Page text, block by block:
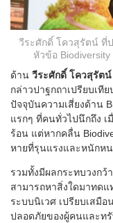
วีระศักดิ์ โควสุรัตน์ ที่
หัวข้อ
ด้าน วีระศักดิ์ โควสุรัตน์
กล่าวปาฐกถาเปรียบเที
ปัจจุบันความเสี่ยงด้าน
แรกๆ ที่คนทั่วไปนึกถึง เ
ร้อน แต่หากคลื่น
หายที่รุนแรงและหนักหน
รวมทั้งมีผลกระทบวงก
สามารถหาสิ่งใดมาทดแ
ระบบนิเวศ เปรียบเสมื
ปลอดภัยของผู้คนและท